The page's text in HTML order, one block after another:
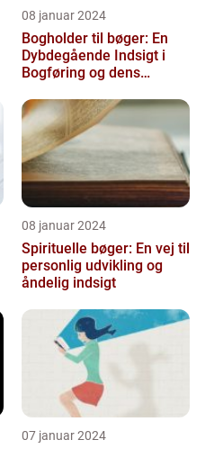
08 januar 2024
Bogholder til bøger: En
Dybdegående Indsigt i
Bogføring og dens
08 januar 2024
Spirituelle bøger: En vej til
personlig udvikling og
åndelig indsigt
07 januar 2024